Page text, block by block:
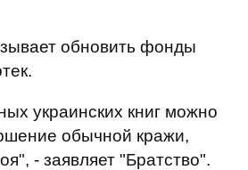
обновить фонды
украинских книг можно
обычной кражи,
- заявляет "Братство".